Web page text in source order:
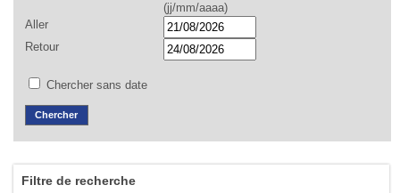
(jj/mm/aaaa)
Aller
Retour
Chercher sans date
Filtre de recherche